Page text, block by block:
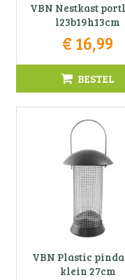
VBN Nestkast
l23b19h13cm
€ 16,99
BESTEL
VBN Plastic
klein 27cm